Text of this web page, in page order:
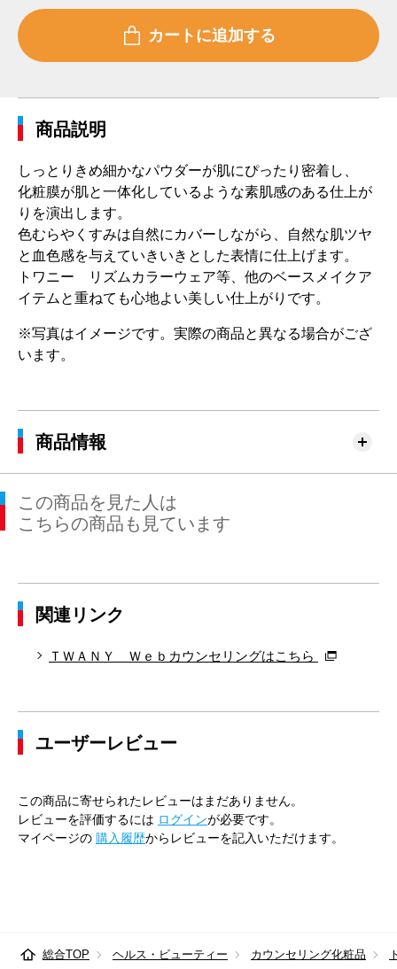
商品説明
しっとりきめ細かなパウダーが肌にぴったり密着し、
化粧膜が肌と一体化しているような素肌感のある仕上が
りを演出します。
色むらやくすみは自然にカバーしながら、自然な肌ツヤ
と血色感を与えていきいきとした表情に仕上げます。
トワニー リズムカラーウェア等、他のベースメイクア
イテムと重ねても心地よい美しい仕上がりです。
※写真はイメージです。実際の商品と異なる場合がござ
います。
商品情報
この商品を見た人は
こちらの商品も見ています
関連リンク
ＴＷＡＮＹ Ｗｅｂカウンセリングはこちら
ユーザーレビュー
この商品に寄せられたレビューはまだありません。
レビューを評価するには ログインが必要です。
マイページの 購入履歴からレビューを記入いただけます。
総合TOP ヘルス・ビューティー カウンセリング化粧品